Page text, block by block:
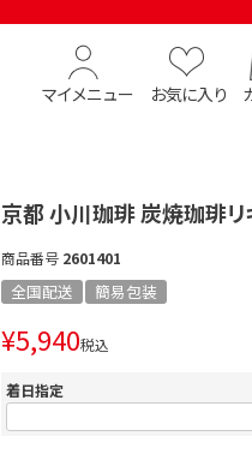
マイメニュー お気に入り
京都 小川珈琲 炭焼珈琲リ
商品番号 2601401
全国配送 簡易包装
¥5,940税込
着日指定